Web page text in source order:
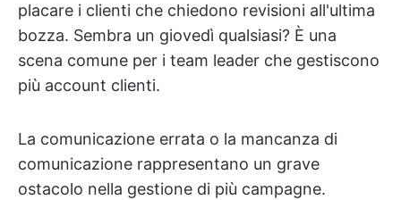
placare i clienti che chiedono revisioni all'ultima
bozza. Sembra un giovedì qualsiasi? È una
scena comune per i team leader che gestiscono
più account clienti.
La comunicazione errata o la mancanza di
comunicazione rappresentano un grave
ostacolo nella gestione di più campagne.